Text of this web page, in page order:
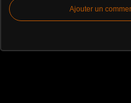
Ajouter un